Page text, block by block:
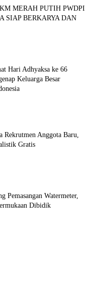
MERAH PUTIH PWDPI
SIAP BERKARYA DAN
Hari Adhyaksa ke 66
Keluarga Besar
Rekrutmen Anggota Baru,
Gratis
Pemasangan Watermeter,
Dibidik